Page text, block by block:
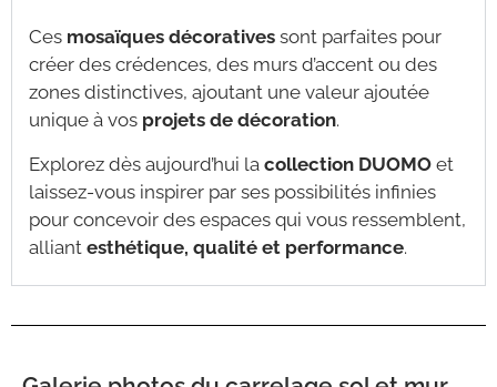
Ces mosaïques décoratives sont parfaites pour
créer des crédences, des murs d’accent ou des
zones distinctives, ajoutant une valeur ajoutée
unique à vos projets de décoration.
Explorez dès aujourd’hui la collection DUOMO et
laissez-vous inspirer par ses possibilités infinies
pour concevoir des espaces qui vous ressemblent,
alliant esthétique, qualité et performance.